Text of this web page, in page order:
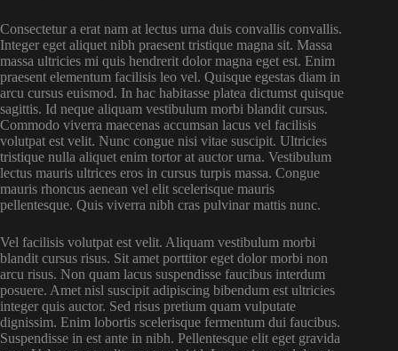
Consectetur a erat nam at lectus urna duis convallis convallis.
Integer eget aliquet nibh praesent tristique magna sit. Massa
massa ultricies mi quis hendrerit dolor magna eget est. Enim
praesent elementum facilisis leo vel. Quisque egestas diam in
arcu cursus euismod. In hac habitasse platea dictumst quisque
sagittis. Id neque aliquam vestibulum morbi blandit cursus.
Commodo viverra maecenas accumsan lacus vel facilisis
volutpat est velit. Nunc congue nisi vitae suscipit. Ultricies
tristique nulla aliquet enim tortor at auctor urna. Vestibulum
lectus mauris ultrices eros in cursus turpis massa. Congue
mauris rhoncus aenean vel elit scelerisque mauris
pellentesque. Quis viverra nibh cras pulvinar mattis nunc.
Vel facilisis volutpat est velit. Aliquam vestibulum morbi
blandit cursus risus. Sit amet porttitor eget dolor morbi non
arcu risus. Non quam lacus suspendisse faucibus interdum
posuere. Amet nisl suscipit adipiscing bibendum est ultricies
integer quis auctor. Sed risus pretium quam vulputate
dignissim. Enim lobortis scelerisque fermentum dui faucibus.
Suspendisse in est ante in nibh. Pellentesque elit eget gravida